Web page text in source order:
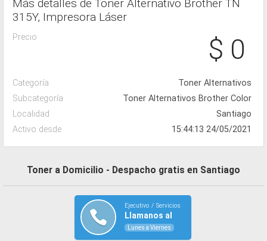
Más detalles de Toner Alternativo Brother TN
315Y, Impresora Láser
Precio $ 0
Categoría
Toner Alternativos
Subcategoría
Toner Alternativos Brother Color
Localidad
Santiago
Activo desde
15:44:13 24/05/2021
Toner a Domicilio - Despacho gratis en Santiago
Ejecutivo / Servicios
Llamanos al
Lunes a Viernes